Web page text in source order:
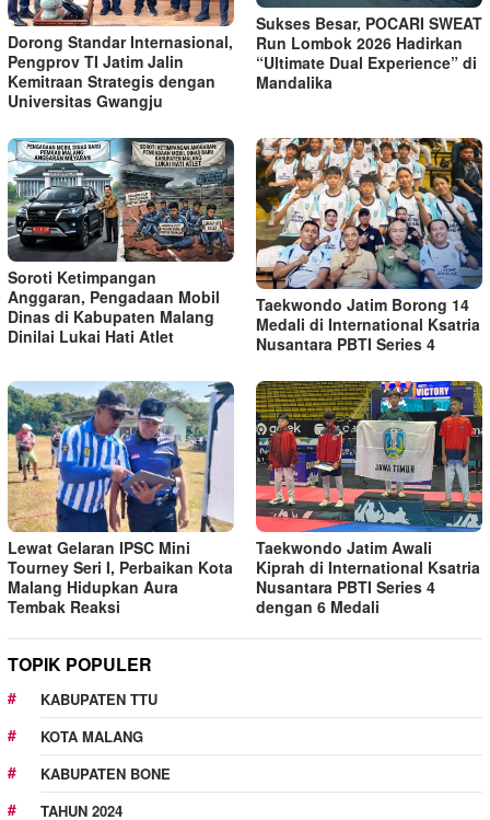
Dorong Standar Internasional,
Pengprov TI Jatim Jalin
Kemitraan Strategis dengan
Universitas Gwangju
Sukses Besar, POCARI SWEAT
Run Lombok 2026 Hadirkan
“Ultimate Dual Experience” di
Mandalika
Soroti Ketimpangan
Anggaran, Pengadaan Mobil
Dinas di Kabupaten Malang
Dinilai Lukai Hati Atlet
Taekwondo Jatim Borong 14
Medali di International Ksatria
Nusantara PBTI Series 4
Lewat Gelaran IPSC Mini
Tourney Seri I, Perbaikan Kota
Malang Hidupkan Aura
Tembak Reaksi
Taekwondo Jatim Awali
Kiprah di International Ksatria
Nusantara PBTI Series 4
dengan 6 Medali
TOPIK POPULER
KABUPATEN TTU
KOTA MALANG
KABUPATEN BONE
TAHUN 2024